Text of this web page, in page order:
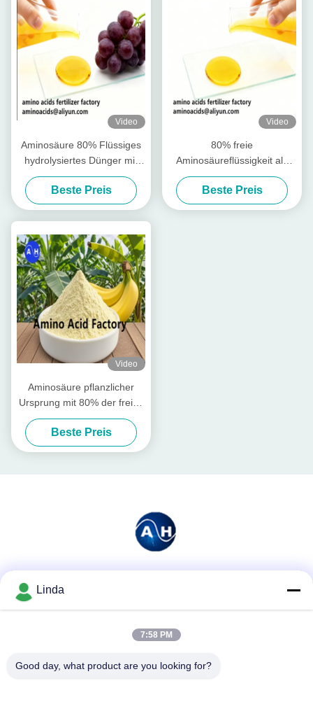
Video
Aminosäure 80% Flüssiges
hydrolysiertes Dünger mit
freien Aminosäuren ≥ 750 g/l
Gesamtstickstoff ≥ 12,0%
und hoher Löslichkeit für den
ökologischen Landbau
Beste Preis
Video
80% freie
Aminosäureflüssigkeit als
Rohstoff für die Produktion
wasserlöslicher Düngemittel
Beste Preis
Video
Aminosäure pflanzlicher
Ursprung mit 80% der freien
Aminosäuren
Beste Preis
Linda
7:58 PM
Good day, what product are you looking for?